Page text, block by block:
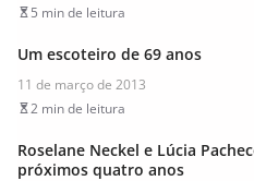
5 min de leitura
Um escoteiro de 69 anos
11 de março de 2013
2 min de leitura
Roselane Neckel e Lúcia
próximos quatro anos